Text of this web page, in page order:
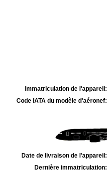
Immatriculation de l'appareil:
Code IATA du modèle d'aéronef:
Date de livraison de l'appareil:
Dernière immatriculation: